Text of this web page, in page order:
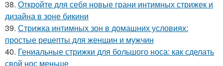
38. Откройте для себя новые грани интимных стрижек и
дизайна в зоне бикини
39. Стрижка интимных зон в домашних условиях:
простые рецепты для женщин и мужчин
40. Гениальные стрижки для большого носа: как сделать
свой нос меньше